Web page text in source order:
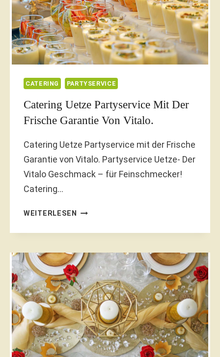
CATERING PARTYSERVICE
Catering Uetze Partyservice Mit Der
Frische Garantie Von Vitalo.
Catering Uetze Partyservice mit der Frische
Garantie von Vitalo. Partyservice Uetze- Der
Vitalo Geschmack – für Feinschmecker!
Catering…
WEITERLESEN
CATERING
MIT
DER
FRISCHE
GARANTIE
VON
VITALO.